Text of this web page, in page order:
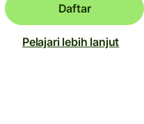
Daftar
Pelajari lebih lanjut